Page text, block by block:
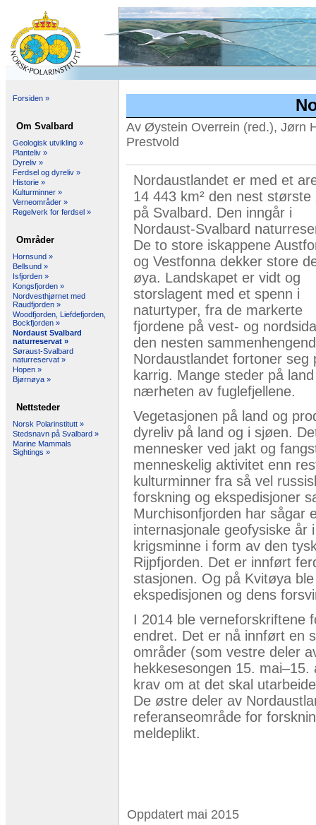
Forsiden »
Om Svalbard
Geologisk utvikling »
Planteliv »
Dyreliv »
Ferdsel og dyreliv »
Historie »
Kulturminner »
Verneområder »
Regelverk for ferdsel »
Områder
Hornsund »
Bellsund »
Isfjorden »
Kongsfjorden »
Nordvesthjørnet med
Raudfjorden »
Woodfjorden, Liefdefjorden,
Bockfjorden »
Nordaust Svalbard
naturreservat »
Søraust-Svalbard
naturreservat »
Hopen »
Bjørnøya »
Nettsteder
Norsk Polarinstitutt »
Stedsnavn på Svalbard »
Marine Mammals
Sightings »
Av Øystein Overrein (red.), Jørn
Prestvold
Nordaustlandet er med et
14 443 km² den nest største
på Svalbard. Den inngår i
Nordaust-Svalbard
De to store iskappene
og Vestfonna dekker store
øya. Landskapet er vidt og
storslagent med et spenn i
naturtyper, fra de markerte
fjordene på vest- og
den nesten
Nordaustlandet fortoner
karrig. Mange steder på
nærheten av fuglefjellene.
Vegetasjonen på land og
dyreliv på land og i sjøen.
mennesker ved jakt og
menneskelig aktivitet enn
kulturminner fra så vel
forskning og ekspedisjoner
Murchisonfjorden har sågar
internasjonale geofysiske år
krigsminne i form av den
Rijpfjorden. Det er innført
stasjonen. Og på Kvitøya
ekspedisjonen og dens
I 2014 ble verneforskriftene
endret. Det er nå innført en
områder (som vestre deler
hekkesesongen 15.
krav om at det skal
De østre deler av
referanseområde for
meldeplikt.
Oppdatert mai 2015